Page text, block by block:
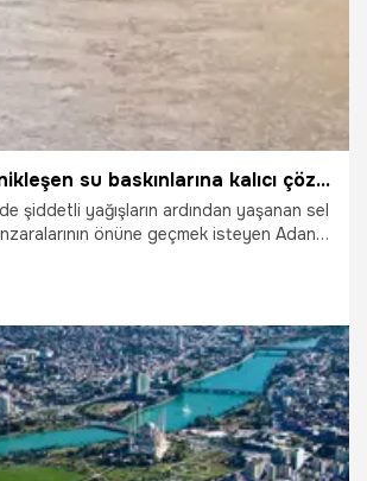
Adana'da kronikleşen su baskınlarına kalıcı çözüm: ASKİ'den 8 ilçeyi kapsayan dev altyapı hamlesi
şiddetli yağışların ardından yaşanan sel
önüne geçmek isteyen Adana
8 kritik ilçeyi kapsayan kapsamlı bir
suyu hattı projesi hazırladı.